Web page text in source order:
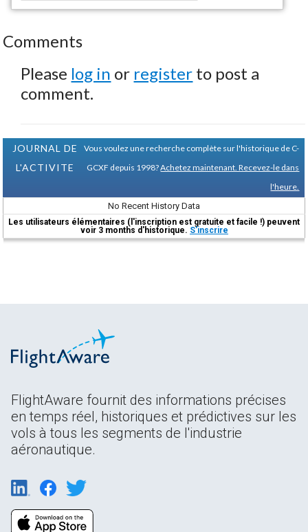
Comments
Please log in or register to post a
comment.
JOURNAL DE
L'ACTIVITE
Vous voulez une recherche complète sur l'historique de C-
GCXF depuis 1998?Achetez maintenant. Recevez-le dans
l'heure.
No Recent History Data
Les utilisateurs élémentaires (l'inscription est gratuite et facile !) peuvent
voir 3 months d'historique. S'inscrire
FlightAware fournit des informations précises
en temps réel, historiques et prédictives sur les
vols à tous les segments de l'industrie
aéronautique.